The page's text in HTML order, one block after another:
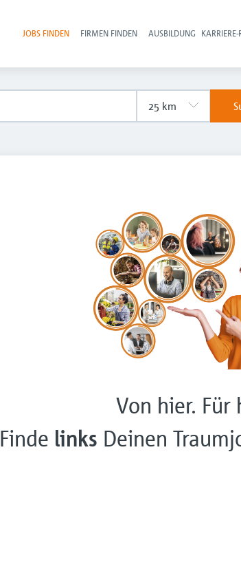
Haupt-
JOBS FINDEN FIRMEN FINDEN AUSBILDUNG KARRIERE-
Von hier. Für
Finde links Deinen